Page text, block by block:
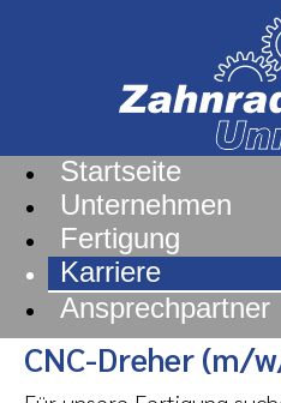
Startseite
Unternehmen
Fertigung
Karriere
Ansprechpartner
CNC-Dreher (m/